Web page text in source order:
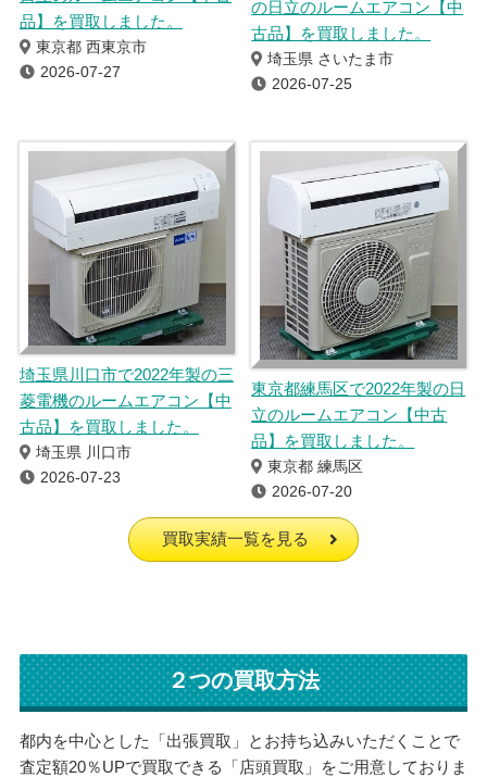
品】を買取しました。
東京都 西東京市
2026-07-27
の日立のルームエアコン【中
古品】を買取しました。
埼玉県 さいたま市
2026-07-25
埼玉県川口市で2022年製の三
菱電機のルームエアコン【中
古品】を買取しました。
埼玉県 川口市
2026-07-23
東京都練馬区で2022年製の日
立のルームエアコン【中古
品】を買取しました。
東京都 練馬区
2026-07-20
買取実績一覧を見る
２つの買取方法
都内を中心とした「出張買取」とお持ち込みいただくことで
査定額20％UPで買取できる「店頭買取」をご用意しておりま